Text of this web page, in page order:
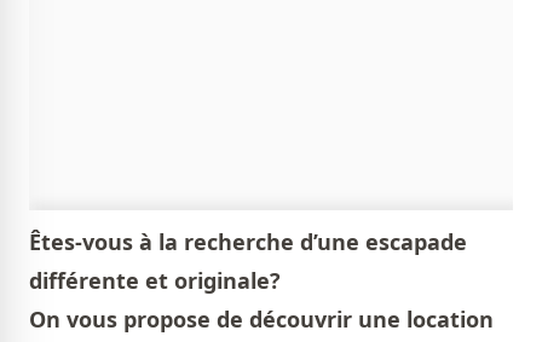
Êtes-vous à la recherche d’une escapade
différente et originale?
On vous propose de découvrir une location